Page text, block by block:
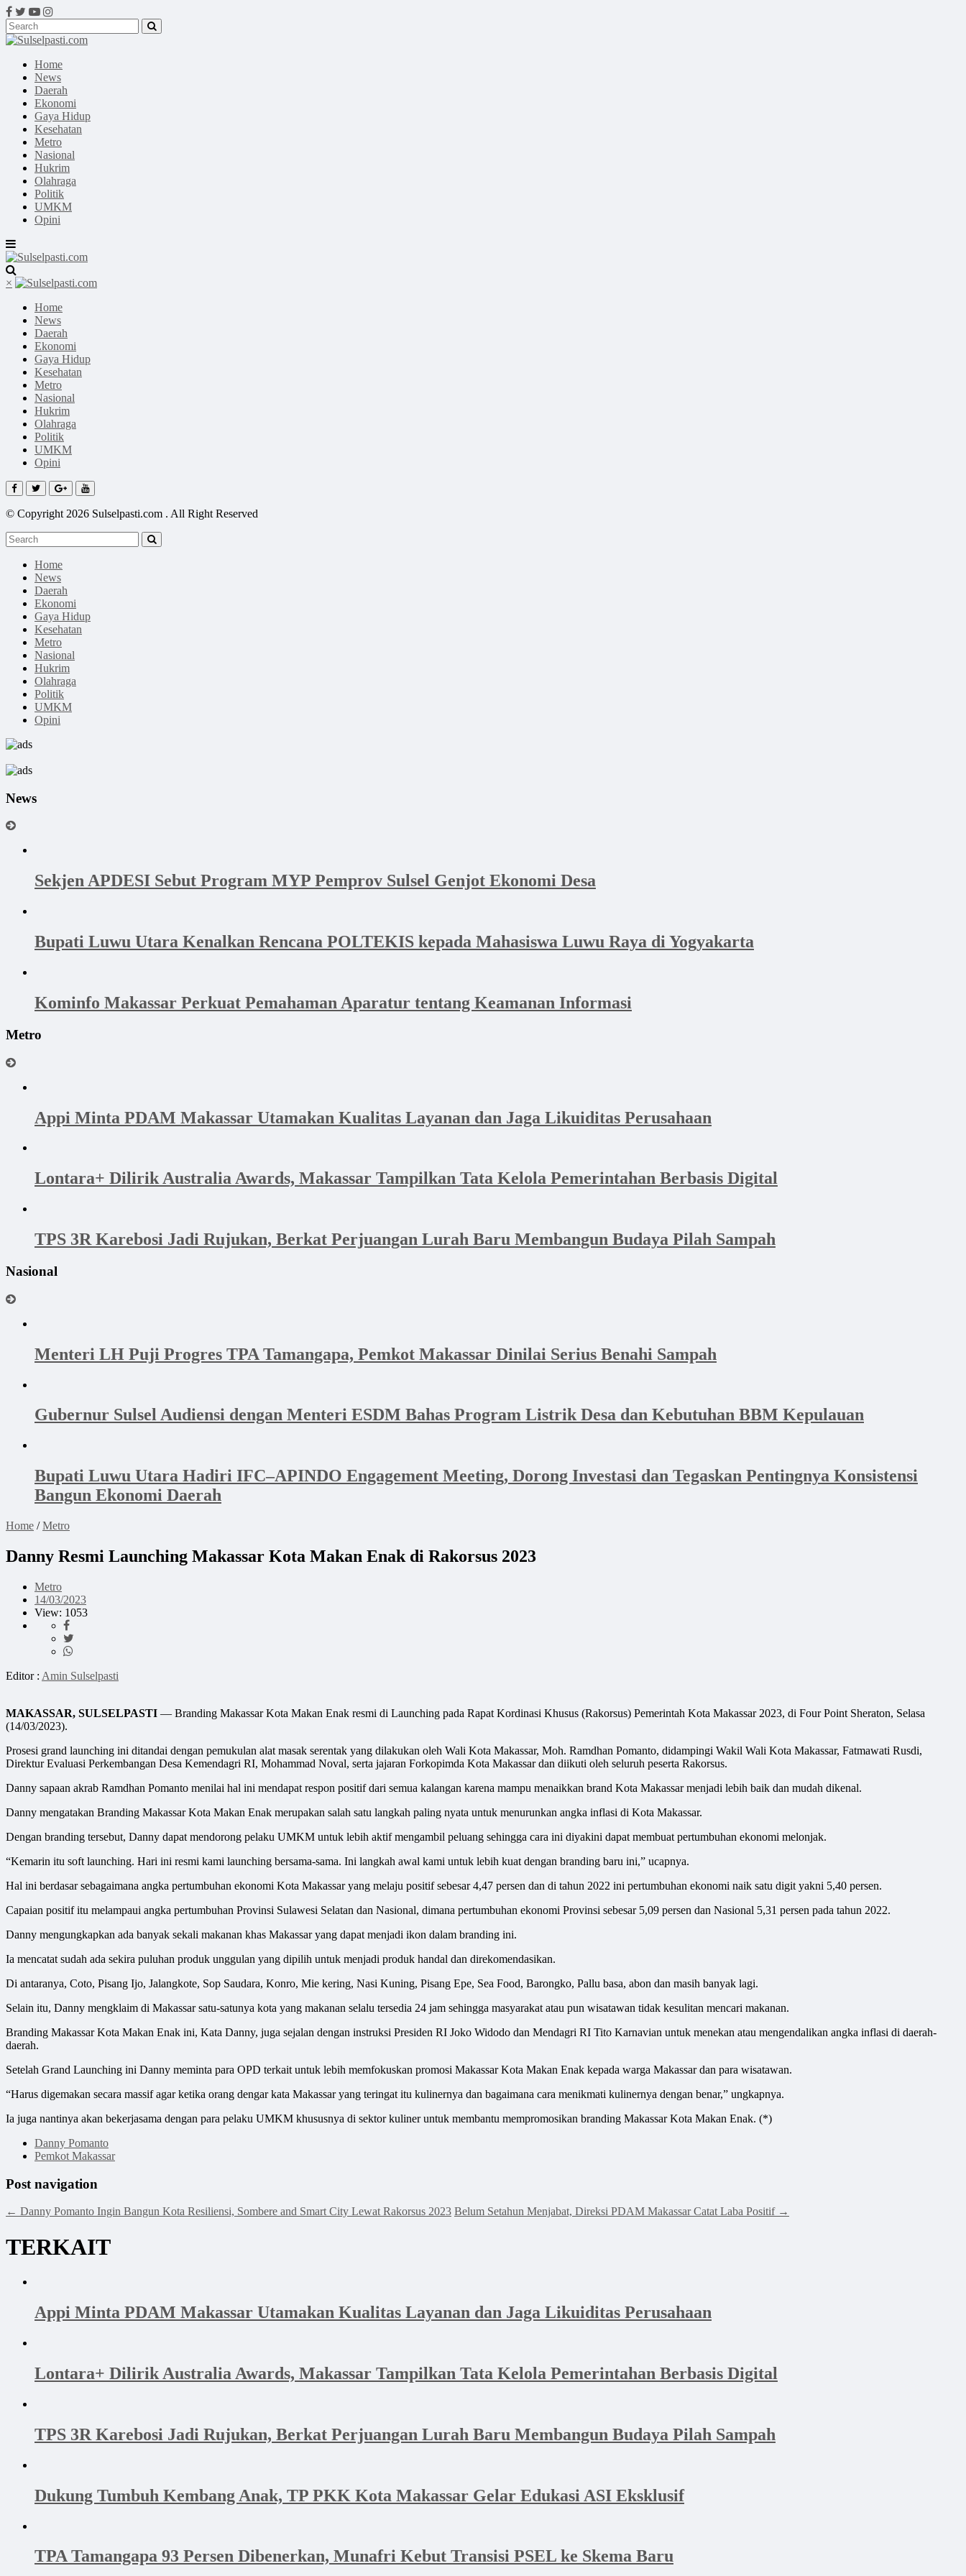
Home
News
Daerah
Ekonomi
Gaya Hidup
Kesehatan
Metro
Nasional
Hukrim
Olahraga
Politik
UMKM
Opini
×
Home
News
Daerah
Ekonomi
Gaya Hidup
Kesehatan
Metro
Nasional
Hukrim
Olahraga
Politik
UMKM
Opini
© Copyright 2026 Sulselpasti.com . All Right Reserved
Home
News
Daerah
Ekonomi
Gaya Hidup
Kesehatan
Metro
Nasional
Hukrim
Olahraga
Politik
UMKM
Opini
News
Sekjen APDESI Sebut Program MYP Pemprov Sulsel Genjot Ekonomi Desa
Bupati Luwu Utara Kenalkan Rencana POLTEKIS kepada Mahasiswa Luwu Raya di Yogyakarta
Kominfo Makassar Perkuat Pemahaman Aparatur tentang Keamanan Informasi
Metro
Appi Minta PDAM Makassar Utamakan Kualitas Layanan dan Jaga Likuiditas Perusahaan
Lontara+ Dilirik Australia Awards, Makassar Tampilkan Tata Kelola Pemerintahan Berbasis Digital
TPS 3R Karebosi Jadi Rujukan, Berkat Perjuangan Lurah Baru Membangun Budaya Pilah Sampah
Nasional
Menteri LH Puji Progres TPA Tamangapa, Pemkot Makassar Dinilai Serius Benahi Sampah
Gubernur Sulsel Audiensi dengan Menteri ESDM Bahas Program Listrik Desa dan Kebutuhan BBM Kepulauan
Bupati Luwu Utara Hadiri IFC–APINDO Engagement Meeting, Dorong Investasi dan Tegaskan Pentingnya Konsistensi
Bangun Ekonomi Daerah
Home /Metro
Danny Resmi Launching Makassar Kota Makan Enak di Rakorsus 2023
Metro
14/03/2023
View: 1053
Editor : Amin Sulselpasti
MAKASSAR, SULSELPASTI — Branding Makassar Kota Makan Enak resmi di Launching pada Rapat Kordinasi Khusus (Rakorsus) Pemerintah Kota Makassar 2023, di Four Point Sheraton, Selasa
(14/03/2023).
Prosesi grand launching ini ditandai dengan pemukulan alat masak serentak yang dilakukan oleh Wali Kota Makassar, Moh. Ramdhan Pomanto, didampingi Wakil Wali Kota Makassar, Fatmawati Rusdi,
Direktur Evaluasi Perkembangan Desa Kemendagri RI, Mohammad Noval, serta jajaran Forkopimda Kota Makassar dan diikuti oleh seluruh peserta Rakorsus.
Danny sapaan akrab Ramdhan Pomanto menilai hal ini mendapat respon positif dari semua kalangan karena mampu menaikkan brand Kota Makassar menjadi lebih baik dan mudah dikenal.
Danny mengatakan Branding Makassar Kota Makan Enak merupakan salah satu langkah paling nyata untuk menurunkan angka inflasi di Kota Makassar.
Dengan branding tersebut, Danny dapat mendorong pelaku UMKM untuk lebih aktif mengambil peluang sehingga cara ini diyakini dapat membuat pertumbuhan ekonomi melonjak.
“Kemarin itu soft launching. Hari ini resmi kami launching bersama-sama. Ini langkah awal kami untuk lebih kuat dengan branding baru ini,” ucapnya.
Hal ini berdasar sebagaimana angka pertumbuhan ekonomi Kota Makassar yang melaju positif sebesar 4,47 persen dan di tahun 2022 ini pertumbuhan ekonomi naik satu digit yakni 5,40 persen.
Capaian positif itu melampaui angka pertumbuhan Provinsi Sulawesi Selatan dan Nasional, dimana pertumbuhan ekonomi Provinsi sebesar 5,09 persen dan Nasional 5,31 persen pada tahun 2022.
Danny mengungkapkan ada banyak sekali makanan khas Makassar yang dapat menjadi ikon dalam branding ini.
Ia mencatat sudah ada sekira puluhan produk unggulan yang dipilih untuk menjadi produk handal dan direkomendasikan.
Di antaranya, Coto, Pisang Ijo, Jalangkote, Sop Saudara, Konro, Mie kering, Nasi Kuning, Pisang Epe, Sea Food, Barongko, Pallu basa, abon dan masih banyak lagi.
Selain itu, Danny mengklaim di Makassar satu-satunya kota yang makanan selalu tersedia 24 jam sehingga masyarakat atau pun wisatawan tidak kesulitan mencari makanan.
Branding Makassar Kota Makan Enak ini, Kata Danny, juga sejalan dengan instruksi Presiden RI Joko Widodo dan Mendagri RI Tito Karnavian untuk menekan atau mengendalikan angka inflasi di daerah-
daerah.
Setelah Grand Launching ini Danny meminta para OPD terkait untuk lebih memfokuskan promosi Makassar Kota Makan Enak kepada warga Makassar dan para wisatawan.
“Harus digemakan secara massif agar ketika orang dengar kata Makassar yang teringat itu kulinernya dan bagaimana cara menikmati kulinernya dengan benar,” ungkapnya.
Ia juga nantinya akan bekerjasama dengan para pelaku UMKM khususnya di sektor kuliner untuk membantu mempromosikan branding Makassar Kota Makan Enak. (*)
Danny Pomanto
Pemkot Makassar
Post navigation
← Danny Pomanto Ingin Bangun Kota Resiliensi, Sombere and Smart City Lewat Rakorsus 2023 Belum Setahun Menjabat, Direksi PDAM Makassar Catat Laba Positif →
TERKAIT
Appi Minta PDAM Makassar Utamakan Kualitas Layanan dan Jaga Likuiditas Perusahaan
Lontara+ Dilirik Australia Awards, Makassar Tampilkan Tata Kelola Pemerintahan Berbasis Digital
TPS 3R Karebosi Jadi Rujukan, Berkat Perjuangan Lurah Baru Membangun Budaya Pilah Sampah
Dukung Tumbuh Kembang Anak, TP PKK Kota Makassar Gelar Edukasi ASI Eksklusif
TPA Tamangapa 93 Persen Dibenerkan, Munafri Kebut Transisi PSEL ke Skema Baru